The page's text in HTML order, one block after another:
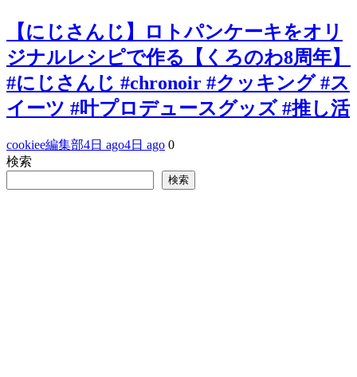
【にじさんじ】ロトパンケーキをオリ
ジナルレシピで作る【くろのわ8周年】
#にじさんじ #chronoir #クッキング #ス
イーツ #叶プロデュースグッズ #推し活
cookiee編集部4日 ago4日 ago 0
検索
検索